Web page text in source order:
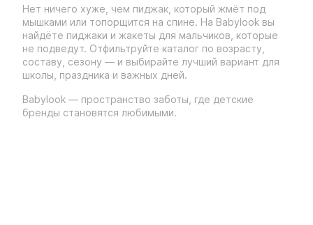
Нет ничего хуже, чем пиджак, который жмёт под
мышками или топорщится на спине. На Babylook вы
найдёте пиджаки и жакеты для мальчиков, которые
не подведут. Отфильтруйте каталог по возрасту,
составу, сезону — и выбирайте лучший вариант для
школы, праздника и важных дней.
Babylook — пространство заботы, где детские
бренды становятся любимыми.